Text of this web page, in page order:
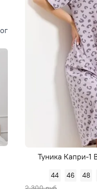
Туника Капри-
44 46 48